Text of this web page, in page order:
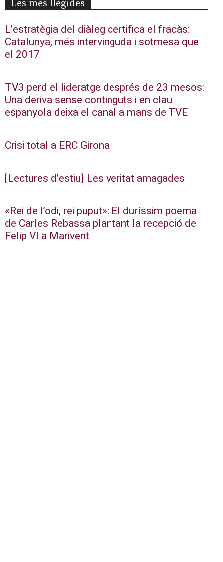
Les més llegides
L’estratègia del diàleg certifica el fracàs:
Catalunya, més intervinguda i sotmesa que
el 2017
TV3 perd el lideratge després de 23 mesos:
Una deriva sense continguts i en clau
espanyola deixa el canal a mans de TVE
Crisi total a ERC Girona
[Lectures d’estiu] Les veritat amagades
«Rei de l’odi, rei puput»: El duríssim poema
de Carles Rebassa plantant la recepció de
Felip VI a Marivent